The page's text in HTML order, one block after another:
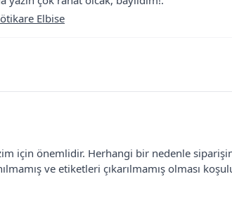
Elbise
için önemlidir. Herhangi bir nedenle
ve etiketleri çıkarılmamış olması